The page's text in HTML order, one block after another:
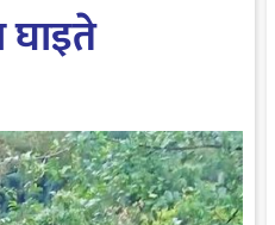
घाइते